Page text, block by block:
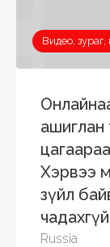
Видео,
ашиглан
Хэрвээ
зүйл
Russia